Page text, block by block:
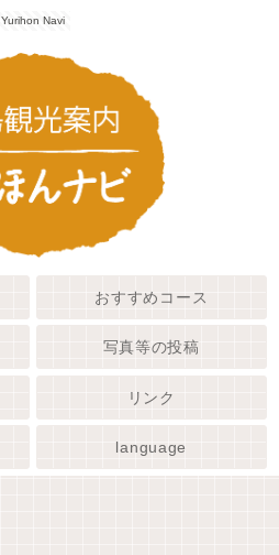
Yurihon Navi
おすすめコース
写真等の投稿
リンク
language